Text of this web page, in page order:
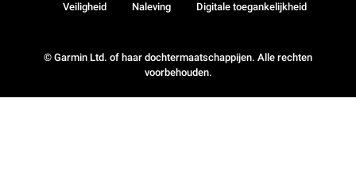
© Garmin Ltd. of haar dochtermaatschappijen. Alle rechten
voorbehouden.
Veiligheid Naleving Digitale toegankelijkheid